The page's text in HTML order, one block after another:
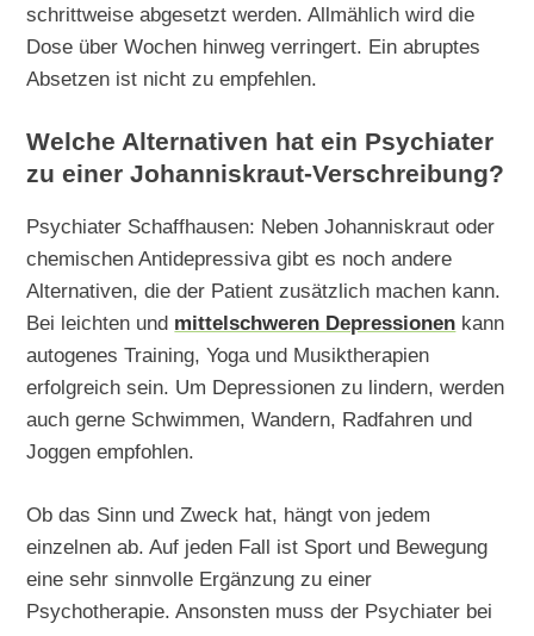
schrittweise abgesetzt werden. Allmählich wird die
Dose über Wochen hinweg verringert. Ein abruptes
Absetzen ist nicht zu empfehlen.
Welche Alternativen hat ein Psychiater
zu einer Johanniskraut-Verschreibung?
Psychiater Schaffhausen: Neben Johanniskraut oder
chemischen Antidepressiva gibt es noch andere
Alternativen, die der Patient zusätzlich machen kann.
Bei leichten und mittelschweren Depressionen kann
autogenes Training, Yoga und Musiktherapien
erfolgreich sein. Um Depressionen zu lindern, werden
auch gerne Schwimmen, Wandern, Radfahren und
Joggen empfohlen.
Ob das Sinn und Zweck hat, hängt von jedem
einzelnen ab. Auf jeden Fall ist Sport und Bewegung
eine sehr sinnvolle Ergänzung zu einer
Psychotherapie. Ansonsten muss der Psychiater bei